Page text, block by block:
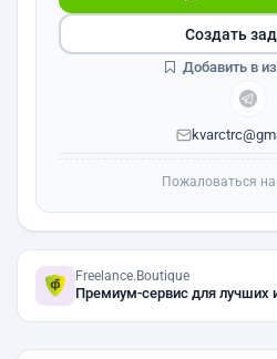
Создать
Добавить в
Пожаловаться
Freelance.Boutique
Премиум-сервис для лучших